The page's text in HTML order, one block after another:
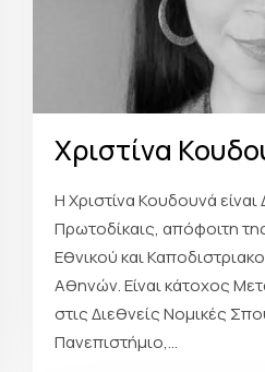
Χριστίνα
Η Χριστίνα Κουδουνά
Πρωτοδίκαις, απόφοιτη
Εθνικού και
Αθηνών. Είναι κάτοχος
στις Διεθνείς Νομικές
Πανεπιστήμιο,...